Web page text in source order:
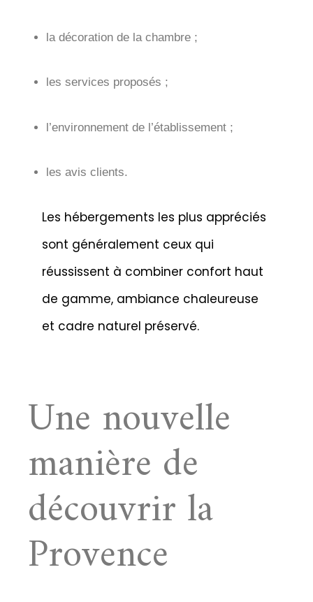
la décoration de la chambre ;
les services proposés ;
l’environnement de l’établissement ;
les avis clients.
Les hébergements les plus appréciés
sont généralement ceux qui
réussissent à combiner confort haut
de gamme, ambiance chaleureuse
et cadre naturel préservé.
Une nouvelle
manière de
découvrir la
Provence